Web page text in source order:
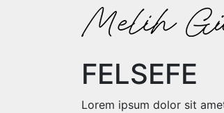
FELSEFE
Lorem ipsum dolor sit